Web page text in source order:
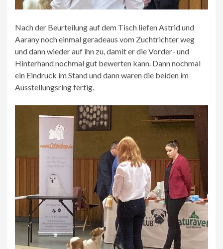
Nach der Beurteilung auf dem Tisch liefen Astrid und
Aarany noch einmal geradeaus vom Zuchtrichter weg
und dann wieder auf ihn zu, damit er die Vorder- und
Hinterhand nochmal gut bewerten kann. Dann nochmal
ein Eindruck im Stand und dann waren die beiden im
Ausstellungsring fertig.